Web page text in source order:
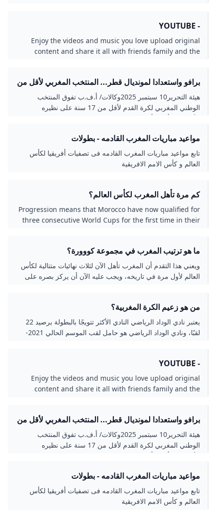
- YOUTUBE
Enjoy the videos and music you love upload original
content and share it all with friends family and the
برافو واستعدادا لمونديال قطر... المنتخب المغربي لأقل من
17 سنة يتألق ويحتل المرتبة الثانية في دوري بإسبانيا
تاكسي نيوز
هيئة التحرير10 سبتمبر 2025وكالات/ أ.ف.ب تفوق المنتخب
الوطني المغربي لكرة القدم لأقل من 17 سنة على نظيره
الأوزبكي، بأربعة أهداف مقابل ثلاثة، في المباراة التي جمعتهما
ومحمد منصف (د 69) ووسيم دردك (د 89). وكان أبناء المدرب نبيل
باها فازوا في المباراة الأولى على المنتخب الكندي (3-0)، بينما
أنهى مشاركته برصيد ست نقاط من فوزين وهزيمة واحدة. وتأتي
العالم لأقل من 17 سنة، التي ستنظم في قطر في شهر نونبر
المقبل. رابط مختصر
مواعيد مباريات المغرب القادمه - بطولات
تابع مواعيد مباريات المغرب القادمه فى تصفيات أفريقيا لكأس
العالم و كأس الامم الافريقية
كم مرة تأهل المغرب لكأس العالم؟
Progression means that Morocco have now qualified for
three consecutive World Cups for the first time in their
years ago when they became the first African side to
reach the Final Four.2 ngày trước
ما هو ترتيب المغرب في مجموعة كووورة؟
ويعني هذا التقدم أن المغرب تأهل الآن لثلاث نهائيات متتالية لكأس
العالم لأول مرة في تاريخه، ويجب عليه الآن أن يركز بصره على
النهائي.2 ngày trước
من هو زعيم الكرة المغربية؟
يعتبر نادي الوداد الرياضي النادي الأكثر تتويجًا بالبطولة برصيد 22
لقبًا، ونادي الوداد الرياضي هو حامل لقب الموسم الحالي 2021-
- YOUTUBE
Enjoy the videos and music you love upload original
content and share it all with friends family and the
برافو واستعدادا لمونديال قطر... المنتخب المغربي لأقل من
17 سنة يتألق ويحتل المرتبة الثانية في دوري بإسبانيا
تاكسي نيوز
هيئة التحرير10 سبتمبر 2025وكالات/ أ.ف.ب تفوق المنتخب
الوطني المغربي لكرة القدم لأقل من 17 سنة على نظيره
الأوزبكي، بأربعة أهداف مقابل ثلاثة، في المباراة التي جمعتهما
ومحمد منصف (د 69) ووسيم دردك (د 89). وكان أبناء المدرب نبيل
باها فازوا في المباراة الأولى على المنتخب الكندي (3-0)، بينما
مواعيد مباريات المغرب القادمه - بطولات
تابع مواعيد مباريات المغرب القادمه فى تصفيات أفريقيا لكأس
العالم و كأس الامم الافريقية